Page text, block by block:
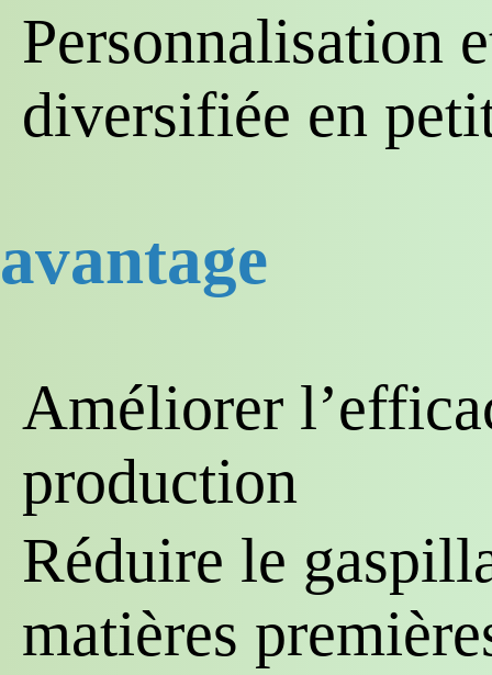
Personnalisation
diversifiée en
avantage
Améliorer
production
Réduire le
matières